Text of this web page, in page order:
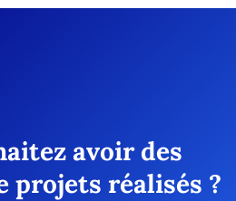
avoir des
projets réalisés ?